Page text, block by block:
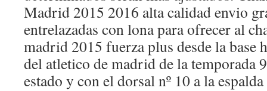
Madrid 2015 2016 alta calidad envio
entrelazadas con lona para ofrecer al
madrid 2015 fuerza plus desde la base
del atletico de madrid de la temporada
estado y con el dorsal nº 10 a la